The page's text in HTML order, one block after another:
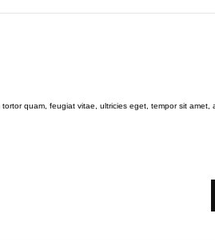
quam, feugiat vitae, ultricies eget, tempor sit amet,